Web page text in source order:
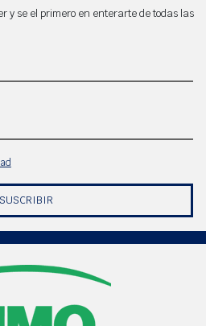
y se el primero en enterarte de todas las
SUSCRIBIR